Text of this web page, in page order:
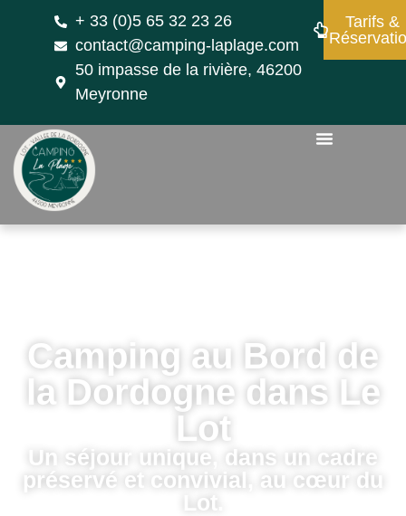
+ 33 (0)5 65 32 23 26
contact@camping-laplage.com
50 impasse de la rivière, 46200
Meyronne
Tarifs &
Camping au Bord de
la Dordogne dans Le
Lot
Un séjour unique, dans un cadre
préservé et convivial, au cœur du
Lot.